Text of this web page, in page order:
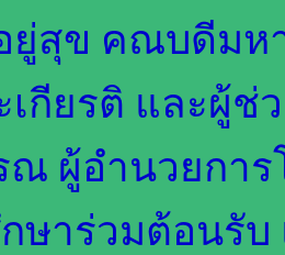
ยู่สุข คณบดีมห
เกียรติ และผู้
ณ ผู้อำนวยกา
ษาร่วมต้อนรับ